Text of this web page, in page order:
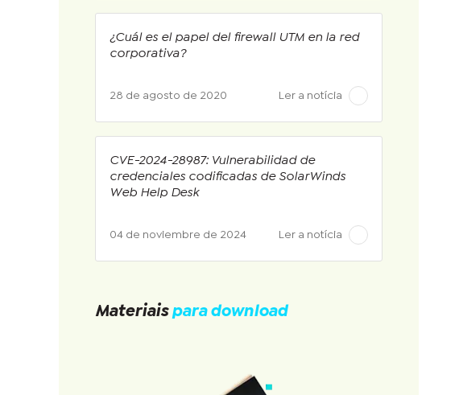
¿Cuál es el papel del firewall UTM en la red
corporativa?
28 de agosto de 2020 Ler a notícia
CVE-2024-28987: Vulnerabilidad de
credenciales codificadas de SolarWinds
Web Help Desk
04 de noviembre de 2024 Ler a notícia
Materiais para download